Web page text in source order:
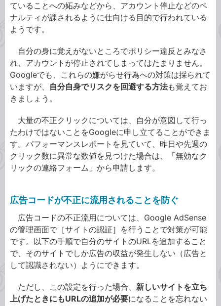
ていることへの妬みなどから、アカウント停止などのペ
ナルティが課されるように仕向ける目的で行われている
ようです。
自分の身に覚えがないところでポリシー違反とみなさ
れ、アカウントが停止されてしまってはたまりません。
Googleでも、これらの嫌がらせ行為への対策は採られて
いますが、 自分自身でリスクを回避する方法も覚えてお
きましょう。
大量の不正クリックについては、自分が意図して行っ
たわけではないことをGoogleに申し立てることができま
す。パフォーマンスレポートを見ていて、昨日や先週の
クリック数に異常な数値を見つけた場合は、「無効なク
リックの連絡フォーム」から申請します。
広告コードが不正に流用されることを防ぐ
広告コードの不正流用については、Google AdSense
の管理画面で［サイトの認証］を行うことで対策が可能
です。以下の手順で自分のサイトのURLを追加すること
で、そのサイトでしか広告の収益が発生しない（広告と
して認識されない）ようにできます。
ただし、この設定を行った場合、 新しいサイトを立ち
上げたときにもURLの追加が必要になることを忘れない